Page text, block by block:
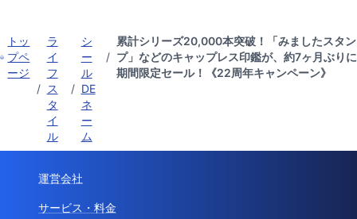
トッ
プペ
ージ
/
ラ
イ
フ
ス
タ
イ
ル
/
シ
ー
ル
DE
ネ
ー
ム
/
累計シリーズ20,000本突破！「みましたスタン
プ」などのキャップレス印鑑が、約7ヶ月ぶりに
期間限定セール！《22周年キャンペーン》
運営会社
サービス・料金